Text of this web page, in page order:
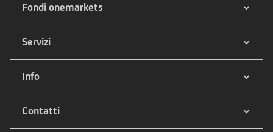
Fondi onemarkets
Servizi
Info
Contatti